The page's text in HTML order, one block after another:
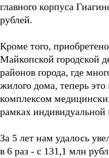
главного корпуса
рублей.
Кроме того,
Майкопской городской
районов города, где
жилого дома, теперь
комплексом
рамках индивидуальной
За 5 лет нам удалось
в 6 раз - с 131,1 млн